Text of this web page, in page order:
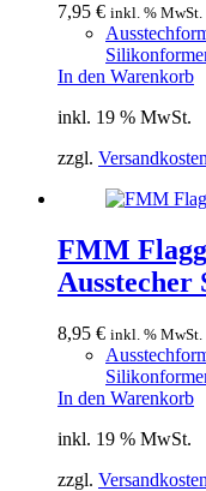
7,95 € inkl. % MwSt.
In den Warenkorb
inkl. 19 % MwSt.
zzgl. Versandkosten
FMM
Ausstecher
8,95 € inkl. % MwSt.
In den Warenkorb
inkl. 19 % MwSt.
zzgl. Versandkosten